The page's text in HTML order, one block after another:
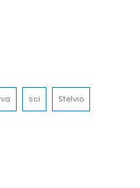
sci Stelvio